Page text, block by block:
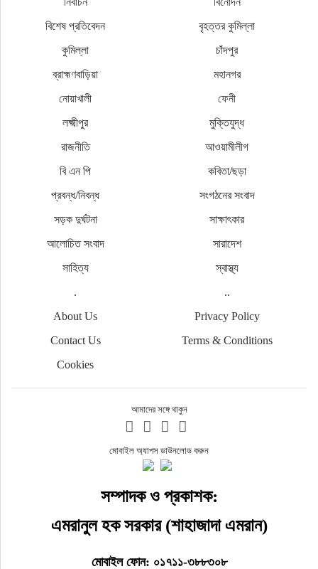
বিশেষ প্রতিবেদন
বৃহত্তর কুমিল্লা
কুমিল্লা
চাঁদপুর
ব্রাহ্মণবাড়িয়া
মহানগর
নোয়াখালী
ফেনী
লক্ষ্মীপুর
মুক্তিযুদ্ধ
রাজনীতি
আওয়ামীলীগ
বি এন পি
কবিতা/ছড়া
প্রবন্ধ/নিবন্ধ
সংগঠনের সংবাদ
সড়ক দুর্ঘটনা
সাক্ষাৎকার
আলোচিত সংবাদ
সারাদেশ
সাহিত্য
স্বাস্থ্য
.
..
About Us
Privacy Policy
Contact Us
Terms & Conditions
Cookies
আমাদের সঙ্গে থাকুন
মোবাইল অ্যাপস ডাউনলোড করুন
সম্পাদক ও প্রকাশক:
এমরানুল হক সরকার (শাহাজাদা এমরান)
মোবাইল ফোন: ০১৭১১-৩৮৮৩০৮